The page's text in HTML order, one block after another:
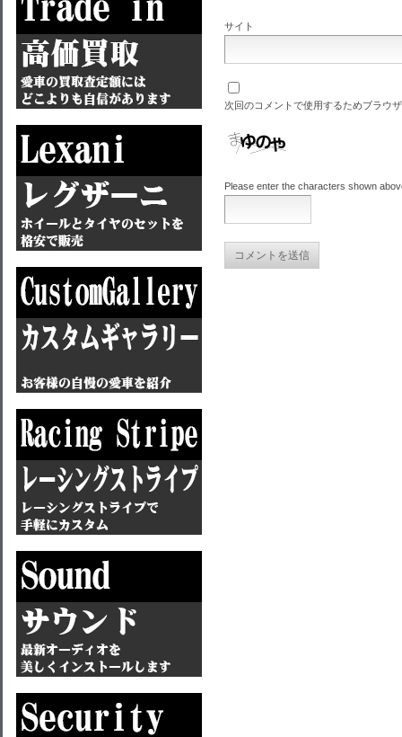
サイト
次回のコメントで使用するためブラウ
Please enter the characters shown